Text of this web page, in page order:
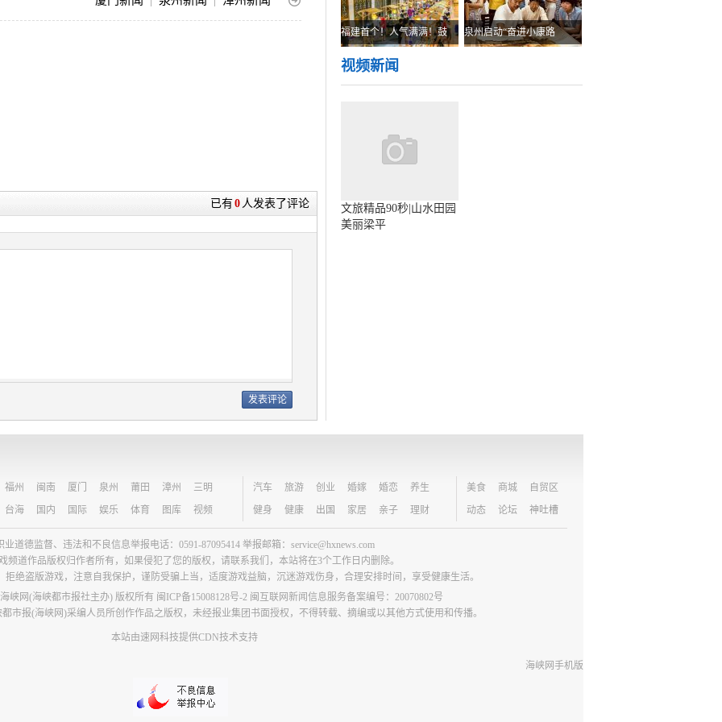
| 福州民生资讯 | 福州人的一天
已有0 人发表了评论
福建首个！人气满满！鼓 泉州启动“奋进小康路
视频新闻
文旅精品90秒|山水田园
美丽梁平
福州 闽南 厦门 泉州 莆田 漳州
三明
台海
国内 国际 娱乐 体育 图库 视频
汽车 旅游 创业 婚嫁 婚恋
养生
健身
健康 出国 家居 亲子 理财
美食 商城
自贸区
动态
论坛 神吐槽
业道德监督、违法和不良信息举报电话：0591-87095414 举报邮箱：service@hxnews.com
频道作品版权归作者所有，如果侵犯了您的版权，请联系我们，本站将在3个工作日内删除。
拒绝盗版游戏，注意自我保护，谨防受骗上当，适度游戏益脑，沉迷游戏伤身，合理安排时间，享受健康生活。
峡网(海峡都市报社主办) 版权所有 闽ICP备15008128号-2 闽互联网新闻信息服务备案编号：20070802号
市报(海峡网)采编人员所创作作品之版权，未经报业集团书面授权，不得转载、摘编或以其他方式使用和传播。
本站由速网科技提供CDN技术支持
海峡网手机版